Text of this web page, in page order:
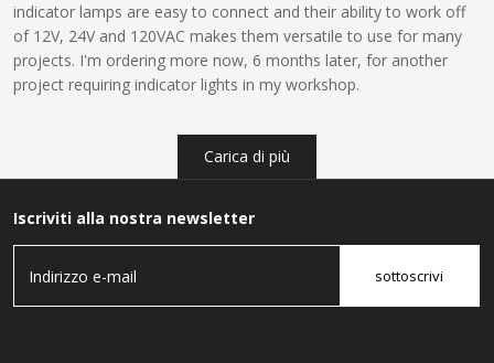
indicator lamps are easy to connect and their ability to work off
of 12V, 24V and 120VAC makes them versatile to use for many
projects. I'm ordering more now, 6 months later, for another
project requiring indicator lights in my workshop.
Carica di più
Iscriviti alla nostra newsletter
sottoscrivi